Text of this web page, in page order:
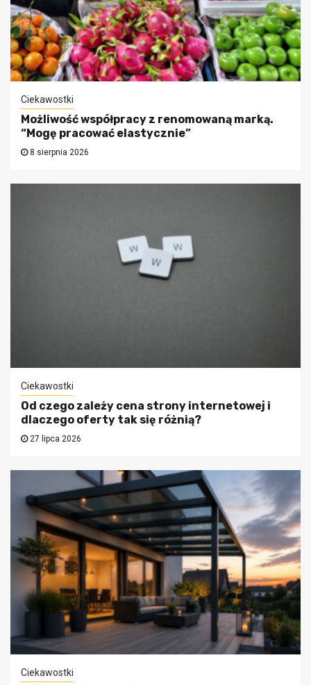
Ciekawostki
Możliwość współpracy z renomowaną marką.
“Mogę pracować elastycznie”
8 sierpnia 2026
Ciekawostki
Od czego zależy cena strony internetowej i
dlaczego oferty tak się różnią?
27 lipca 2026
Ciekawostki